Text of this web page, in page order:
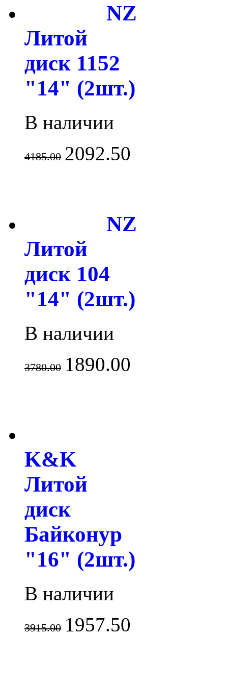
NZ
Литой
диск 1152
"14" (2шт.)
В наличии
4185.00 2092.50
NZ
Литой
диск 104
"14" (2шт.)
В наличии
3780.00 1890.00
K&K
Литой
диск
Байконур
"16" (2шт.)
В наличии
3915.00 1957.50